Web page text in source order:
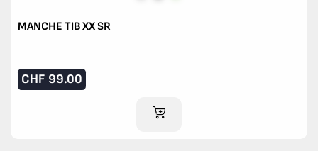
MANCHE TIB XX SR
CHF 99.00
AJOUTER AU PANIER